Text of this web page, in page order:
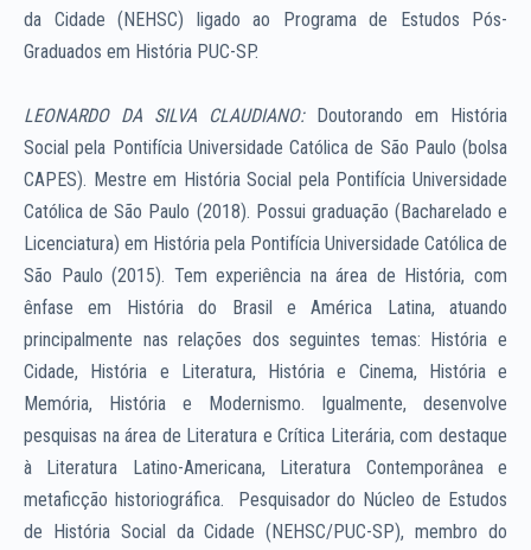
da Cidade (NEHSC) ligado ao Programa de Estudos Pós-
Graduados em História PUC-SP.
LEONARDO DA SILVA CLAUDIANO:Doutorando em História
Social pela Pontifícia Universidade Católica de São Paulo (bolsa
CAPES). Mestre em História Social pela Pontifícia Universidade
Católica de São Paulo (2018). Possui graduação (Bacharelado e
Licenciatura) em História pela Pontifícia Universidade Católica de
São Paulo (2015). Tem experiência na área de História, com
ênfase em História do Brasil e América Latina, atuando
principalmente nas relações dos seguintes temas: História e
Cidade, História e Literatura, História e Cinema, História e
Memória, História e Modernismo. Igualmente, desenvolve
pesquisas na área de Literatura e Crítica Literária, com destaque
à Literatura Latino-Americana, Literatura Contemporânea e
metaficção historiográfica. Pesquisador do Núcleo de Estudos
de História Social da Cidade (NEHSC/PUC-SP), membro do